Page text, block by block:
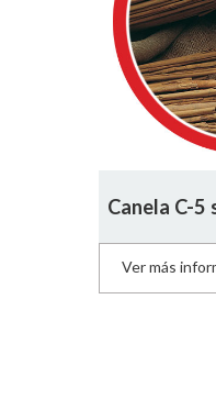
Canela C-
Ver más